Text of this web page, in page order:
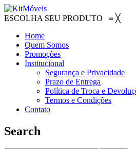
ESCOLHA SEU PRODUTO ≡ ╳
Home
Quem Somos
Promoções
Institucional
Segurança e Privacidade
Prazo de Entrega
Política de Troca e
Termos e Condições
Contato
Search